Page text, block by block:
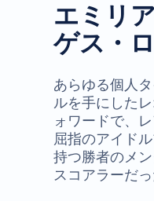
エミリ
ゲス・
あらゆる個人
ルを手にした
ォワードで、
屈指のアイド
持つ勝者のメ
スコアラーだっ